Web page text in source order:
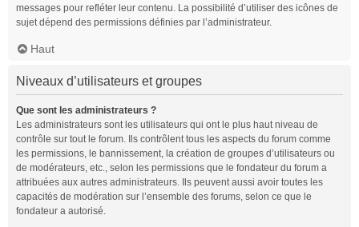
messages pour refléter leur contenu. La possibilité d’utiliser des icônes de
sujet dépend des permissions définies par l’administrateur.
Haut
Niveaux d’utilisateurs et groupes
Que sont les administrateurs ?
Les administrateurs sont les utilisateurs qui ont le plus haut niveau de
contrôle sur tout le forum. Ils contrôlent tous les aspects du forum comme
les permissions, le bannissement, la création de groupes d’utilisateurs ou
de modérateurs, etc., selon les permissions que le fondateur du forum a
attribuées aux autres administrateurs. Ils peuvent aussi avoir toutes les
capacités de modération sur l’ensemble des forums, selon ce que le
fondateur a autorisé.